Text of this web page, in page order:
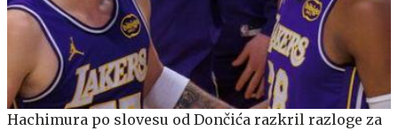
Hachimura po slovesu od Dončića razkril razloge za